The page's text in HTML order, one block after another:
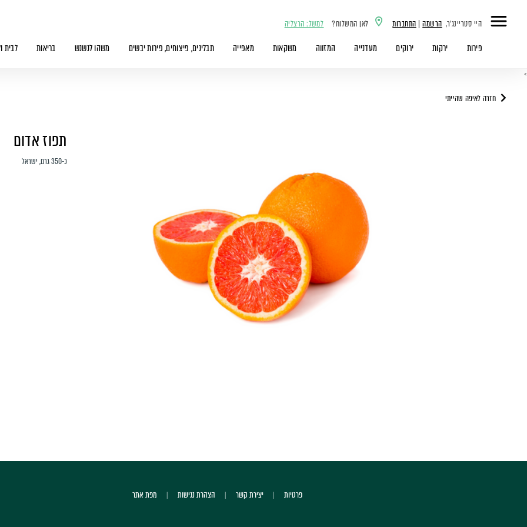
היי סטריינג'ר, הרשמה| התחברות לאן המשלוח? למשל: הרצליה
פירות ירקות ירוקים מעדנייה המזווה משקאות מאפייה תבלינים, פיצוחים, פירות יבשים משהו לנשנש בריאות לבית
>
חזרה לאיפה שהייתי
תפוז אדום
כ-350 גרם, ישראל
פרטיות יצירת קשר הצהרת נגישות מפת אתר